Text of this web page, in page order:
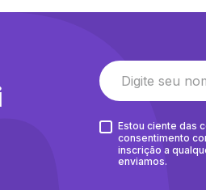
Estou ciente das
consentimento
inscrição a
enviamos.